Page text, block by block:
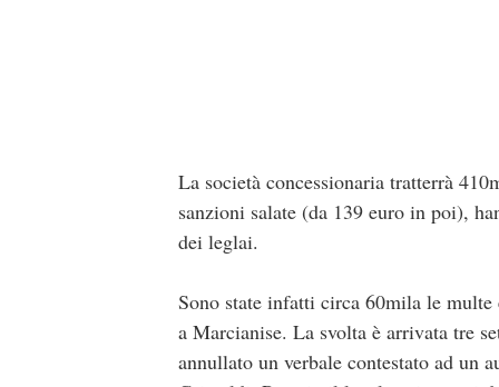
La società concessionaria tratterrà
sanzioni salate (da 139 euro in poi),
dei leglai.
Sono state infatti circa 60mila le
a Marcianise. La svolta è arrivata tre
annullato un verbale contestato ad un